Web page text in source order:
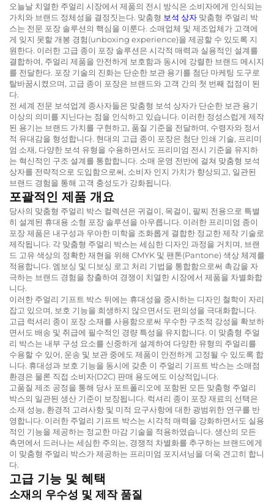
오늘날 치열한 주얼리 시장에서 제품의 전시 방식은 소비자에게 인식되는
가치와 브랜드 정체성을 결정짓는다. 맞춤형 보석 상자 맞춤형 주얼리 박
스는 전문 포장 솔루션의 핵심을 이룬다. 소매업체 및 제조업체가 고객에
게 잊지 못할 개봉 경험(unboxing experience)을 제공할 수 있도록 지
원한다. 이러한 고급 종이 포장 솔루션은 시각적 매력과 실용적인 설계를
결합하여, 주얼리 제품을 안전하게 보호함과 동시에 강렬한 브랜드 메시지
를 전달한다. 포장 기술의 진화는 단순한 보관 용기를 첨단 마케팅 도구로
탈바꿈시켰으며, 고급 종이 포장은 브랜드와 고객 간의 첫 번째 접점이 된
다.
전 세계 전문 보석업계 종사자들은 맞춤형 보석 상자가 단순한 보관 용기
이상의 의미를 지닌다는 점을 인식하고 있습니다. 이러한 정성스럽게 제작
된 용기는 브랜드 가치를 구현하고, 품질 기준을 전달하며, 수령자와 정서
적 유대감을 형성합니다. 현대의 고급 종이 포장은 첨단 인쇄 기술, 프리미
엄 소재, 다양한 보석 유형을 수용하면서도 프리미엄 전시 기준을 유지하
는 혁신적인 구조 설계를 통합합니다. 소매 운영 전반에 걸쳐 맞춤형 보석
상자를 전략적으로 도입함으로써, 소비자 인지 가치가 향상되고, 일관된
브랜드 경험을 통해 고객 충성도가 강화됩니다.
포괄적인 제품 개요
당사의 맞춤형 주얼리 박스 컬렉션은 귀걸이, 목걸이, 팔찌 전용으로 특별
히 설계된 휴대용 소형 포장 솔루션을 아우릅니다. 이러한 프리미엄 종이
포장 제품은 내구성과 우아한 미학을 조화롭게 결합한 정교한 제작 기술로
제작됩니다. 각 맞춤형 주얼리 박스는 세심한 디자인 과정을 거치며, 브랜
드 고유 색상의 정확한 재현을 위해 CMYK 및 팬톤(Pantone) 색상 체계를
적용합니다. 엠보싱 및 디보싱 로고 처리 기법을 통합함으로써 촉감을 자
극하는 브랜드 경험을 창출하여 경쟁이 치열한 시장에서 제품을 차별화합
니다.
이러한 주얼리 기프트 박스 뒤에는 휴대성을 중시하는 디자인 철학이 자리
잡고 있으며, 보호 기능을 희생하지 않으면서도 편의성을 극대화합니다.
고급 럭셔리 종이 포장 소재를 사용함으로써 우수한 구조적 강성을 확보하
면서도 배송 및 취급에 필수적인 경량 특성을 유지합니다. 이 맞춤형 주얼
리 박스는 내부 구성 요소를 신중하게 설계하여 다양한 유형의 주얼리를
수용할 수 있어, 운송 및 보관 중에도 제품이 안전하게 고정될 수 있도록 합
니다. 휴대성과 보호 기능을 동시에 갖춘 이 주얼리 기프트 박스는 소매점
환경은 물론 직접 소비자(D2C) 판매 용도에도 이상적입니다.
고품질 제조 공정을 통해 당사 포트폴리오에 포함된 모든 맞춤형 주얼리
박스의 일관된 생산 기준이 보장됩니다. 럭셔리 종이 포장 재료의 선택은
소재 성능, 환경적 고려사항 및 미적 요구사항에 대한 광범위한 연구를 반
영합니다. 이러한 주얼리 기프트 박스는 시각적 매력을 강화하면서도 실용
적인 기능을 제공하는 정교한 마감 기술을 적용하였습니다. 생산의 모든
측면에서 드러나는 세심한 주의는, 경쟁적 차별화를 추구하는 브랜드에게
이 맞춤형 주얼리 박스가 제공하는 프리미엄 포지셔닝을 더욱 견고히 합니
다.
고급 기능 및 혜택
소재의 우수성 및 제작 품질